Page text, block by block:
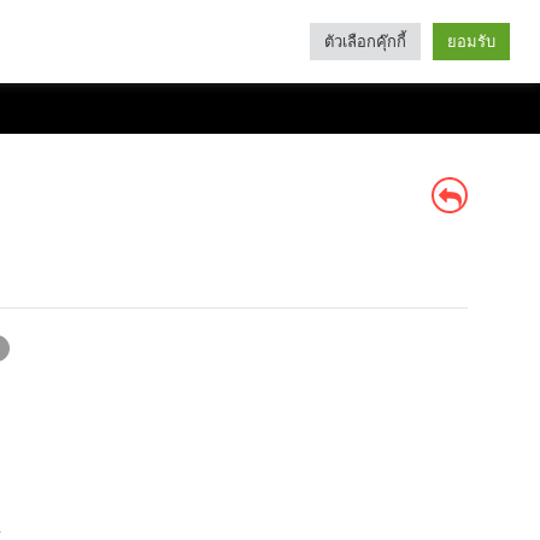
Categories
ตัวเลือกคุ๊กกี้ ยอมรับ